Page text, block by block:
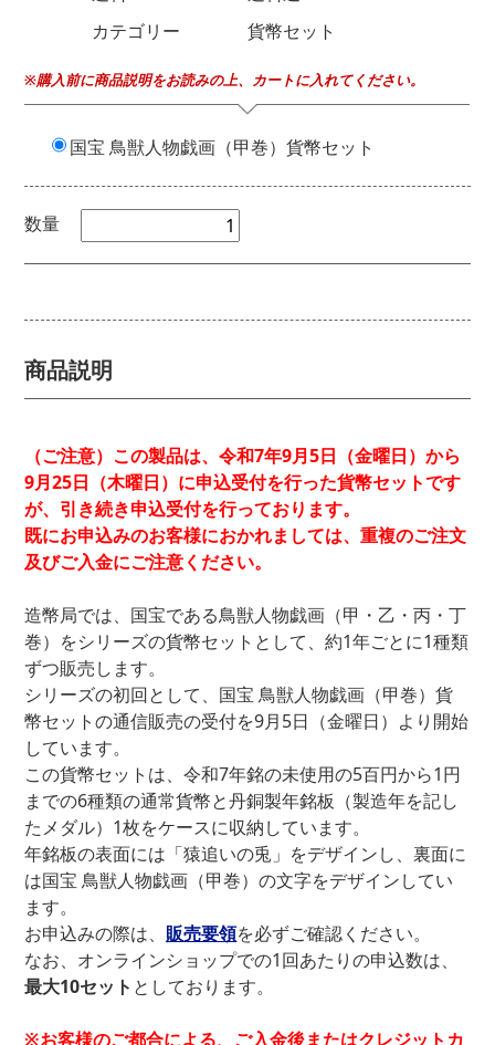
カテゴリー
貨幣セット
※購入前に商品説明をお読みの上、カートに入れてください。
国宝 鳥獣人物戯画（甲巻）貨幣セット
数量
商品説明
（ご注意）この製品は、令和7年9月5日（金曜日）から
9月25日（木曜日）に申込受付を行った貨幣セットです
が、引き続き申込受付を行っております。
既にお申込みのお客様におかれましては、重複のご注文
及びご入金にご注意ください。
造幣局では、国宝である鳥獣人物戯画（甲・乙・丙・丁
巻）をシリーズの貨幣セットとして、約1年ごとに1種類
ずつ販売します。
シリーズの初回として、国宝 鳥獣人物戯画（甲巻）貨
幣セットの通信販売の受付を9月5日（金曜日）より開始
しています。
この貨幣セットは、令和7年銘の未使用の5百円から1円
までの6種類の通常貨幣と丹銅製年銘板（製造年を記し
たメダル）1枚をケースに収納しています。
年銘板の表面には「猿追いの兎」をデザインし、裏面に
は国宝 鳥獣人物戯画（甲巻）の文字をデザインしてい
ます。
お申込みの際は、 販売要領を必ずご確認ください。
なお、オンラインショップでの1回あたりの申込数は、
最大10セット としております。
※お客様のご都合による、ご入金後またはクレジットカ